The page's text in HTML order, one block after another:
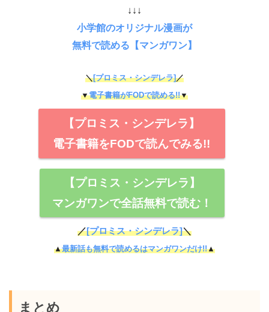
↓↓↓
小学館のオリジナル漫画が
無料で読める【マンガワン】
＼[プロミス・シンデレラ]／
▼電子書籍がFODで読める!!▼
【プロミス・シンデレラ】
電子書籍をFODで読んでみる!!
【プロミス・シンデレラ】
マンガワンで全話無料で読む！
／[プロミス・シンデレラ]＼
▲最新話も無料で読めるはマンガワンだけ!!▲
まとめ